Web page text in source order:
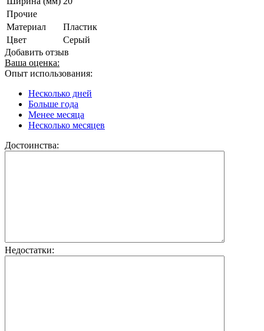
Прочие
Материал
Пластик
Цвет
Серый
Добавить отзыв
Ваша оценка:
Опыт использования:
Несколько дней
Больше года
Менее месяца
Несколько месяцев
Достоинства:
Недостатки: